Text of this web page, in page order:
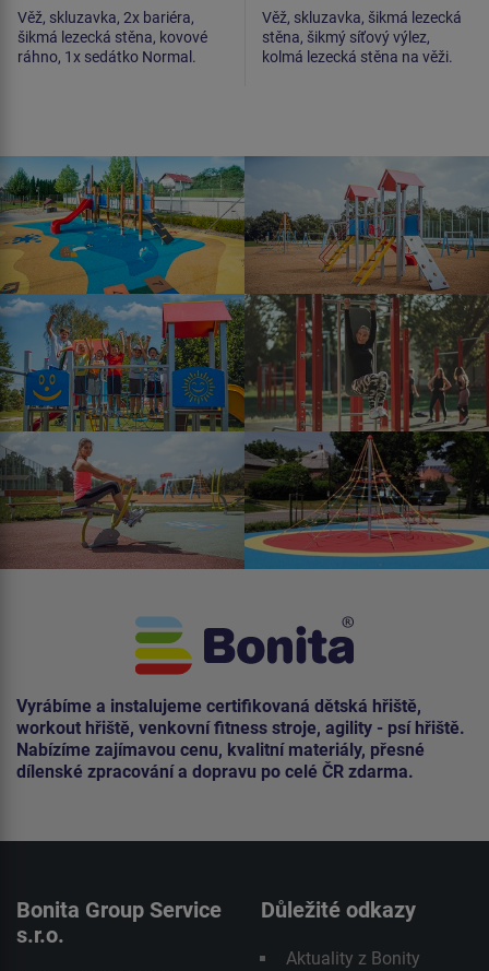
Věž, skluzavka, 2x bariéra,
šikmá lezecká stěna, kovové
ráhno, 1x sedátko Normal.
Věž, skluzavka, šikmá lezecká
stěna, šikmý síťový výlez,
kolmá lezecká stěna na věži.
Vyrábíme a instalujeme certifikovaná dětská hřiště,
workout hřiště, venkovní fitness stroje, agility - psí hřiště.
Nabízíme zajímavou cenu, kvalitní materiály, přesné
dílenské zpracování a dopravu po celé ČR zdarma.
Bonita Group Service
s.r.o.
Důležité odkazy
Aktuality z Bonity